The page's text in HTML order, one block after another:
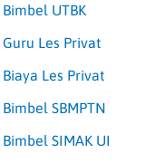
Bimbel UTBK
Guru Les Privat
Biaya Les Privat
Bimbel SBMPTN
Bimbel SIMAK UI